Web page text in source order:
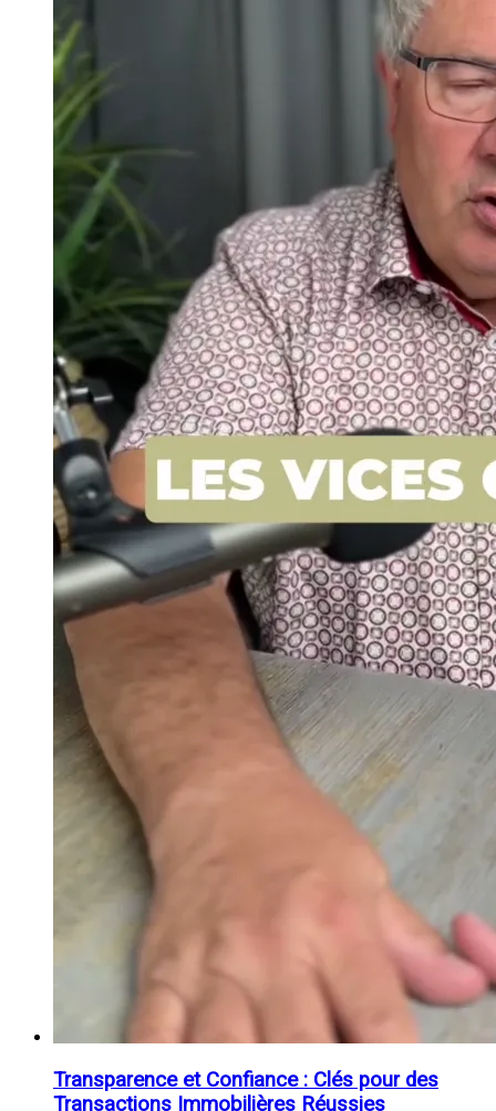
Transparence et Confiance : Clés pour des
Transactions Immobilières Réussies